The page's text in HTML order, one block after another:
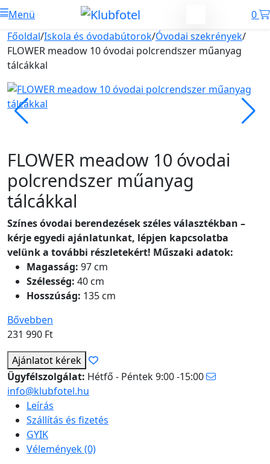
Menü
0
Főoldal/Iskola és óvodabútorok/Óvodai szekrények/
FLOWER meadow 10 óvodai polcrendszer műanyag
tálcákkal
FLOWER meadow 10 óvodai
polcrendszer műanyag
tálcákkal
Színes óvodai berendezések széles választékban –
kérje egyedi ajánlatunkat, lépjen kapcsolatba
velünk a további részletekért! Műszaki adatok:
Magasság: 97 cm
Szélesség: 40 cm
Hosszúság: 135 cm
Bővebben
231 990 Ft
Ajánlatot kérek
Ügyfélszolgálat: Hétfő - Péntek 9:00 -15:00
info@klubfotel.hu
Leírás
Szállítás és fizetés
GYIK
Vélemények (0)